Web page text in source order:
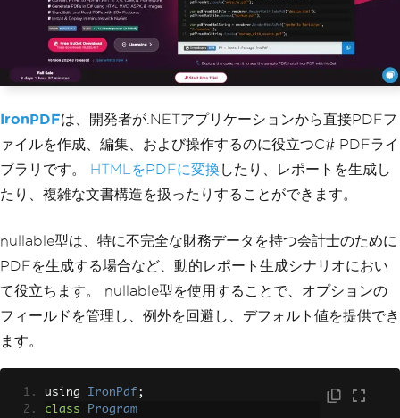
IronPDFは、開発者が.NETアプリケーションから直接PDFフ
ァイルを作成、編集、および操作するのに役立つC# PDFライ
ブラリです。 HTMLをPDFに変換 したり、レポートを生成し
たり、複雑な文書構造を扱ったりすることができます。
nullable型は、特に不完全な財務データを持つ会計士のために
PDFを生成する場合など、動的レポート生成シナリオにおい
て役立ちます。 nullable型を使用することで、オプションの
フィールドを管理し、例外を回避し、デフォルト値を提供でき
ます。
using IronPdf ;
class
Program